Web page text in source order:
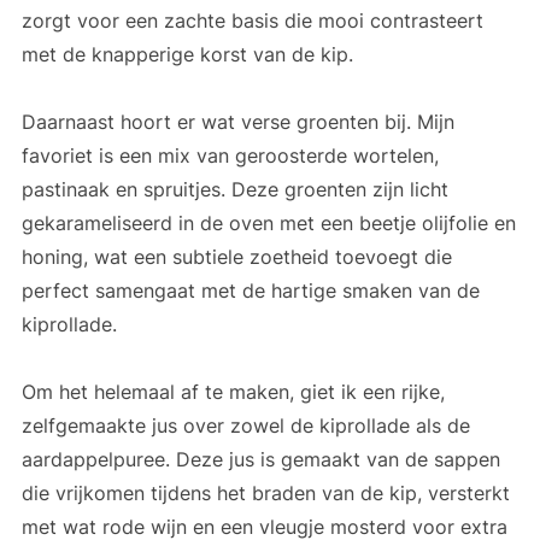
zorgt voor een zachte basis die mooi contrasteert
met de knapperige korst van de kip.
Daarnaast hoort er wat verse groenten bij. Mijn
favoriet is een mix van geroosterde wortelen,
pastinaak en spruitjes. Deze groenten zijn licht
gekarameliseerd in de oven met een beetje olijfolie en
honing, wat een subtiele zoetheid toevoegt die
perfect samengaat met de hartige smaken van de
kiprollade.
Om het helemaal af te maken, giet ik een rijke,
zelfgemaakte jus over zowel de kiprollade als de
aardappelpuree. Deze jus is gemaakt van de sappen
die vrijkomen tijdens het braden van de kip, versterkt
met wat rode wijn en een vleugje mosterd voor extra